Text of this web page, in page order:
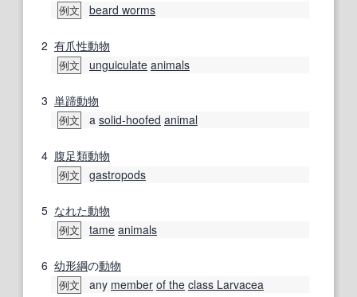
例文 beard worms
2 有爪性動物
例文 unguiculate animals
3 単蹄動物
例文 a solid-hoofed animal
4 腹足類動物
例文 gastropods
5 なれた動物
例文 tame animals
6 幼形綱の動物
例文 any member of the class Larvacea